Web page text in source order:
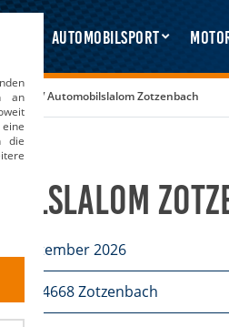
Automobilsport
DMV Automobilslalom Zotzenbach
06. September 2026
L3409,64668 Zotzenbach
an
die